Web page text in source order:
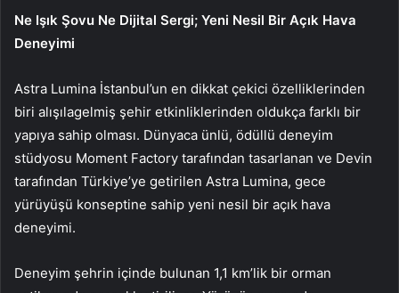
Ne Işık Şovu Ne Dijital Sergi; Yeni Nesil Bir Açık Hava
Deneyimi
Astra Lumina İstanbul’un en dikkat çekici özelliklerinden
biri alışılagelmiş şehir etkinliklerinden oldukça farklı bir
yapıya sahip olması. Dünyaca ünlü, ödüllü deneyim
stüdyosu Moment Factory tarafından tasarlanan ve Devin
tarafından Türkiye’ye getirilen Astra Lumina, gece
yürüyüşü konseptine sahip yeni nesil bir açık hava
deneyimi.
Deneyim şehrin içinde bulunan 1,1 km’lik bir orman